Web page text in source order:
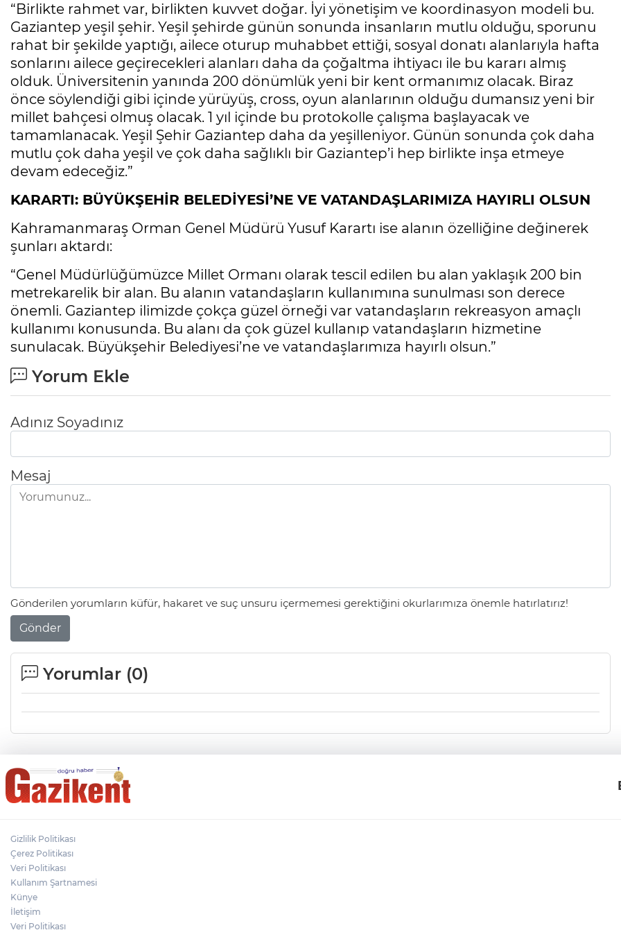
“Birlikte rahmet var, birlikten kuvvet doğar. İyi yönetişim ve koordinasyon modeli bu.
Gaziantep yeşil şehir. Yeşil şehirde günün sonunda insanların mutlu olduğu, sporunu
rahat bir şekilde yaptığı, ailece oturup muhabbet ettiği, sosyal donatı alanlarıyla hafta
sonlarını ailece geçirecekleri alanları daha da çoğaltma ihtiyacı ile bu kararı almış
olduk. Üniversitenin yanında 200 dönümlük yeni bir kent ormanımız olacak. Biraz
önce söylendiği gibi içinde yürüyüş, cross, oyun alanlarının olduğu dumansız yeni bir
millet bahçesi olmuş olacak. 1 yıl içinde bu protokolle çalışma başlayacak ve
tamamlanacak. Yeşil Şehir Gaziantep daha da yeşilleniyor. Günün sonunda çok daha
mutlu çok daha yeşil ve çok daha sağlıklı bir Gaziantep’i hep birlikte inşa etmeye
devam edeceğiz.”
KARARTI: BÜYÜKŞEHİR BELEDİYESİ’NE VE VATANDAŞLARIMIZA HAYIRLI OLSUN
Kahramanmaraş Orman Genel Müdürü Yusuf Karartı ise alanın özelliğine değinerek
şunları aktardı:
“Genel Müdürlüğümüzce Millet Ormanı olarak tescil edilen bu alan yaklaşık 200 bin
metrekarelik bir alan. Bu alanın vatandaşların kullanımına sunulması son derece
önemli. Gaziantep ilimizde çokça güzel örneği var vatandaşların rekreasyon amaçlı
kullanımı konusunda. Bu alanı da çok güzel kullanıp vatandaşların hizmetine
sunulacak. Büyükşehir Belediyesi’ne ve vatandaşlarımıza hayırlı olsun.”
Yorum Ekle
Adınız Soyadınız
Mesaj
Gönderilen yorumların küfür, hakaret ve suç unsuru içermemesi gerektiğini okurlarımıza önemle hatırlatırız!
Gönder
Yorumlar (0)
Gizlilik Politikası
Çerez Politikası
Veri Politikası
Kullanım Şartnamesi
Künye
İletişim
Veri Politikası